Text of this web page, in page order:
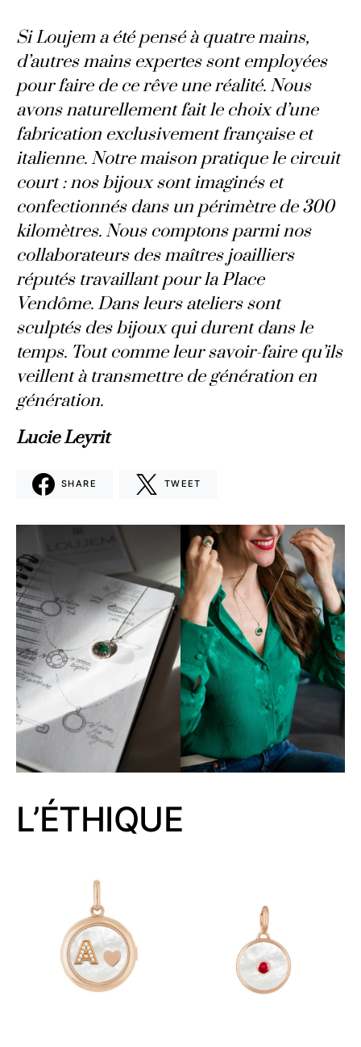
Si Loujem a été pensé à quatre mains,
d’autres mains expertes sont employées
pour faire de ce rêve une réalité. Nous
avons naturellement fait le choix d’une
fabrication exclusivement française et
italienne. Notre maison pratique le circuit
court : nos bijoux sont imaginés et
confectionnés dans un périmètre de 300
kilomètres. Nous comptons parmi nos
collaborateurs des maîtres joailliers
réputés travaillant pour la Place
Vendôme. Dans leurs ateliers sont
sculptés des bijoux qui durent dans le
temps. Tout comme leur savoir-faire qu’ils
veillent à transmettre de génération en
génération.
Lucie Leyrit
SHARE TWEET
L’ÉTHIQUE